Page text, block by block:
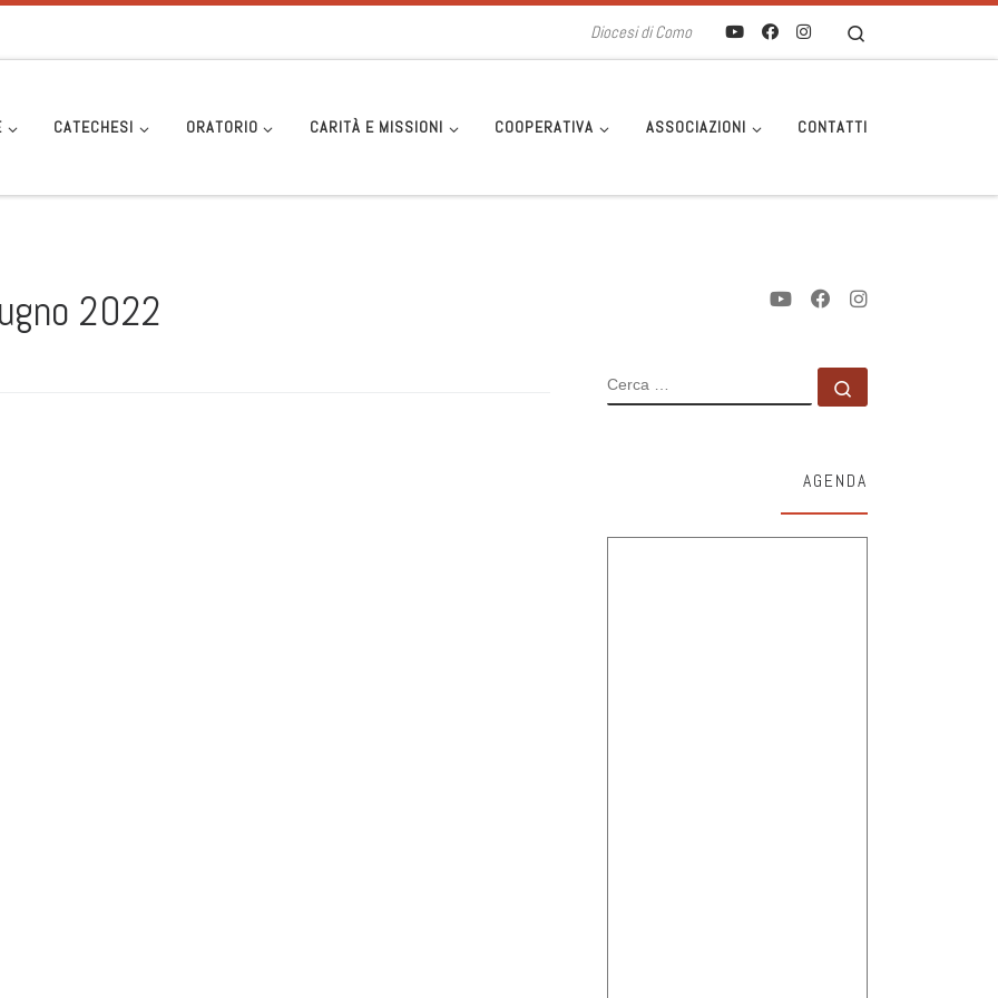
Diocesi di Como
CATECHESI ORATORIO CARITÀ E MISSIONI COOPERATIVA ASSOCIAZIONI CONTATTI
2022
CERCA
AGENDA